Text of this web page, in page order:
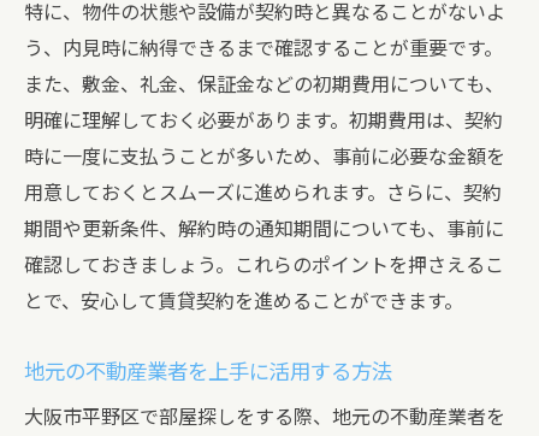
特に、物件の状態や設備が契約時と異なることがないよ
う、内見時に納得できるまで確認することが重要です。
また、敷金、礼金、保証金などの初期費用についても、
明確に理解しておく必要があります。初期費用は、契約
時に一度に支払うことが多いため、事前に必要な金額を
用意しておくとスムーズに進められます。さらに、契約
期間や更新条件、解約時の通知期間についても、事前に
確認しておきましょう。これらのポイントを押さえるこ
とで、安心して賃貸契約を進めることができます。
地元の不動産業者を上手に活用する方法
大阪市平野区で部屋探しをする際、地元の不動産業者を